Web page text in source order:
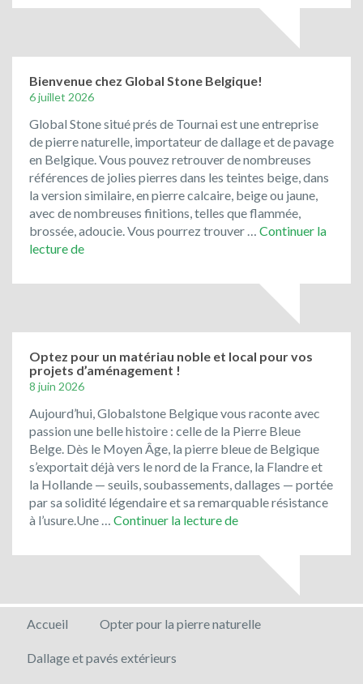
les
pavés
de
ont
toujours
la
cote
!
Bienvenue chez Global Stone Belgique!
6 juillet 2026
Global Stone situé prés de Tournai est une entreprise
de pierre naturelle, importateur de dallage et de pavage
en Belgique. Vous pouvez retrouver de nombreuses
références de jolies pierres dans les teintes beige, dans
la version similaire, en pierre calcaire, beige ou jaune,
avec de nombreuses finitions, telles que flammée,
brossée, adoucie. Vous pourrez trouver … Continuer la
lecture deBienvenue
Global
Optez pour un matériau noble et local pour vos
projets d’aménagement !
8 juin 2026
Aujourd’hui, Globalstone Belgique vous raconte avec
passion une belle histoire : celle de la Pierre Bleue
Belge. Dès le Moyen Âge, la pierre bleue de Belgique
s’exportait déjà vers le nord de la France, la Flandre et
la Hollande — seuils, soubassements, dallages — portée
par sa solidité légendaire et sa remarquable résistance
à l’usure.Une … Continuer la lecture deOptez
un
matériau
et
local
Accueil Opter pour la pierre naturelle
Dallage et pavés extérieurs